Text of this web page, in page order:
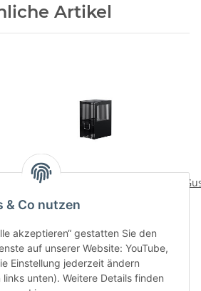
Artikel
& Co nutzen
akzeptieren“ gestatten Sie den
auf unserer Website: YouTube,
Einstellung jederzeit ändern
unten). Weitere Details finden